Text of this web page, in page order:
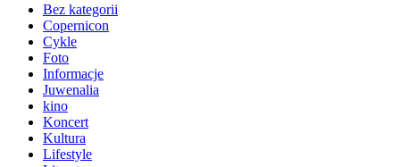
Bez kategorii
Copernicon
Cykle
Foto
Informacje
Juwenalia
kino
Koncert
Kultura
Lifestyle